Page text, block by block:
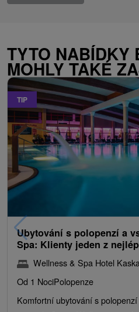
TYTO NABÍDKY
MOHLY TAKÉ
TIP
Ubytování s polopenzí a
Spa: Klienty jeden z
Wellness & Spa Hotel
Od 1 NociPolopenze
Komfortní ubytování s